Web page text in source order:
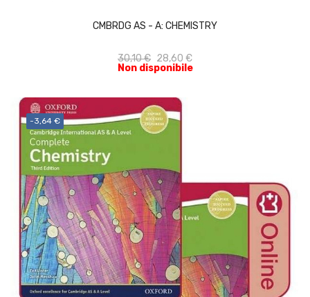
CMBRDG AS - A: CHEMISTRY
30,10 € 28,60 €
Non disponibile
-3,64 €